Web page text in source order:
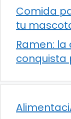
Comida
tu
Ramen:
conquista